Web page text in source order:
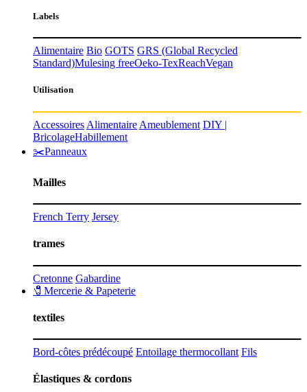
Labels
Alimentaire Bio GOTS GRS (Global Recycled
Standard)Mulesing freeOeko-TexReachVegan
Utilisation
Accessoires Alimentaire Ameublement DIY |
BricolageHabillement
✂️Panneaux
Mailles
French Terry Jersey
trames
Cretonne Gabardine
🧷Mercerie & Papeterie
textiles
Bord-côtes prédécoupé Entoilage thermocollant Fils
Élastiques & cordons